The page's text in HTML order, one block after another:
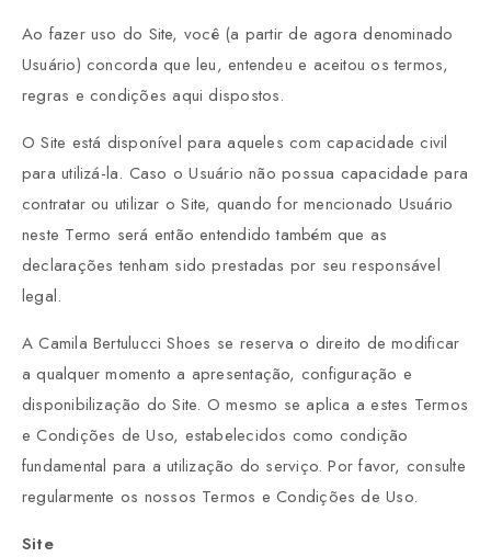
Ao fazer uso do Site, você (a partir de agora denominado
Usuário) concorda que leu, entendeu e aceitou os termos,
regras e condições aqui dispostos.
O Site está disponível para aqueles com capacidade civil
para utilizá-la. Caso o Usuário não possua capacidade para
contratar ou utilizar o Site, quando for mencionado Usuário
neste Termo será então entendido também que as
declarações tenham sido prestadas por seu responsável
legal.
A Camila Bertulucci Shoes se reserva o direito de modificar
a qualquer momento a apresentação, configuração e
disponibilização do Site. O mesmo se aplica a estes Termos
e Condições de Uso, estabelecidos como condição
fundamental para a utilização do serviço. Por favor, consulte
regularmente os nossos Termos e Condições de Uso.
Site